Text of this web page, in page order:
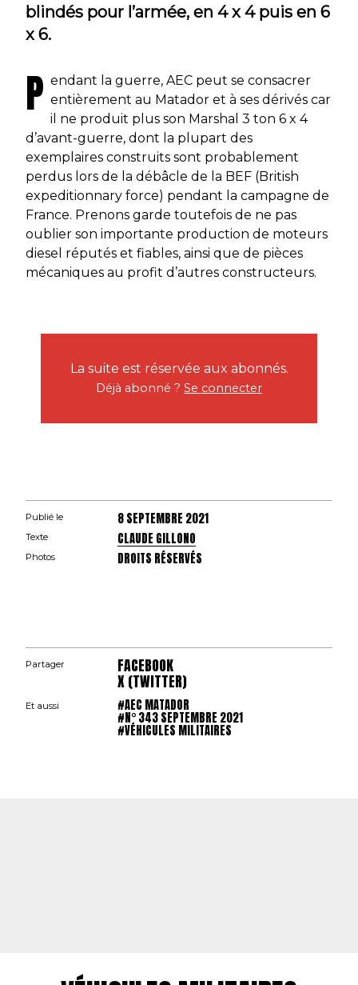
blindés pour l’armée, en 4 x 4 puis en 6
x 6.
P endant la guerre, AEC peut se consacrer
entièrement au Matador et à ses dérivés car
il ne produit plus son Marshal 3 ton 6 x 4
d’avant-guerre, dont la plupart des
exemplaires construits sont probablement
perdus lors de la débâcle de la BEF (British
expeditionnary force) pendant la campagne de
France. Prenons garde toutefois de ne pas
oublier son importante production de moteurs
diesel réputés et fiables, ainsi que de pièces
mécaniques au profit d’autres constructeurs.
La suite est réservée aux abonnés.
Déjà abonné ? Se connecter
Publié le 8 SEPTEMBRE 2021
Texte CLAUDE GILLONO
Photos DROITS RÉSERVÉS
Partager FACEBOOK
X (TWITTER)
Et aussi #AEC MATADOR
#N° 343 SEPTEMBRE 2021
#VÉHICULES MILITAIRES